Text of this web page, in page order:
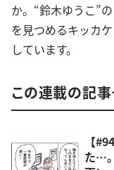
か。“鈴木ゆうこ”
を見つめるキッカ
しています。
この連載の記
【
た…